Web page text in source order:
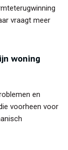
vraagt meer
woning
en
voorheen voor